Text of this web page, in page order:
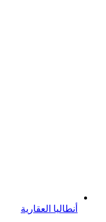
أنطاليا العقارية